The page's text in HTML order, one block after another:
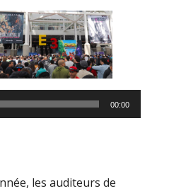
00:00
les auditeurs de